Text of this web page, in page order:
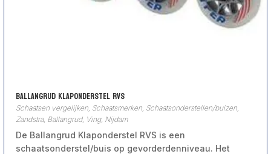
Ballangrud Klaponderstel RVS
Schaatsen vergelijken Schaatsmerken Schaatsonderstellen/buizen
Zandstra, Ballangrud, Ving, Nijdam
De Ballangrud Klaponderstel RVS is een
schaatsonderstel/buis op gevorderdenniveau. Het